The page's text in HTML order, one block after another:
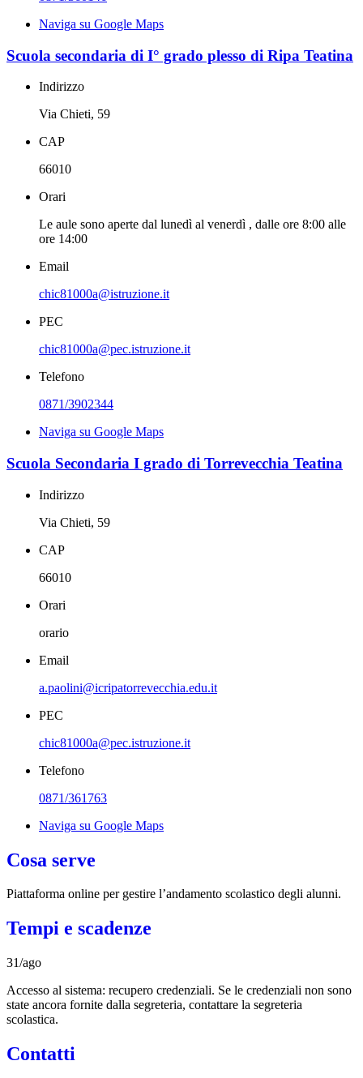
Naviga su Google Maps
Scuola secondaria di I° grado plesso di Ripa Teatina
Indirizzo
Via Chieti, 59
CAP
66010
Orari
Le aule sono aperte dal lunedì al venerdì , dalle ore 8:00 alle
ore 14:00
Email
chic81000a@istruzione.it
PEC
chic81000a@pec.istruzione.it
Telefono
0871/3902344
Naviga su Google Maps
Scuola Secondaria I grado di Torrevecchia Teatina
Indirizzo
Via Chieti, 59
CAP
66010
Orari
orario
Email
a.paolini@icripatorrevecchia.edu.it
PEC
chic81000a@pec.istruzione.it
Telefono
0871/361763
Naviga su Google Maps
Cosa serve
Piattaforma online per gestire l’andamento scolastico degli alunni.
Tempi e scadenze
31/ago
Accesso al sistema: recupero credenziali. Se le credenziali non sono
state ancora fornite dalla segreteria, contattare la segreteria
scolastica.
Contatti